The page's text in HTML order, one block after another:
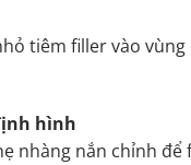
tiêm filler vào
hình
nhàng nắn chỉnh